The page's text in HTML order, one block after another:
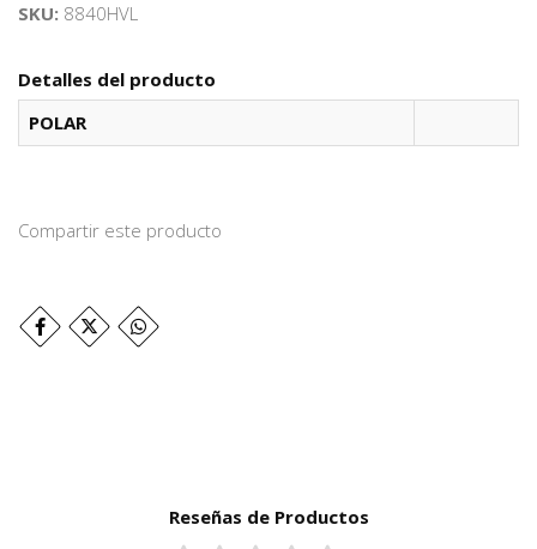
SKU: 8840HVL
Detalles del producto
POLAR
Compartir este producto
Reseñas de Productos